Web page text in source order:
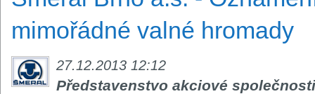
mimořádné valné hromady
27.12.2013 12:12
Představenstvo akciové